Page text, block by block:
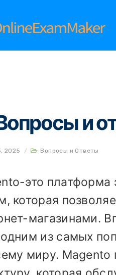
и
2025 / Вопросы и Ответы
это
которая
магазинами.
из самых
миру. Magento